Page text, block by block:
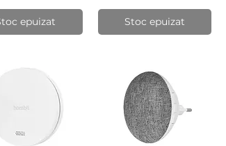
epuizat Stoc epuizat